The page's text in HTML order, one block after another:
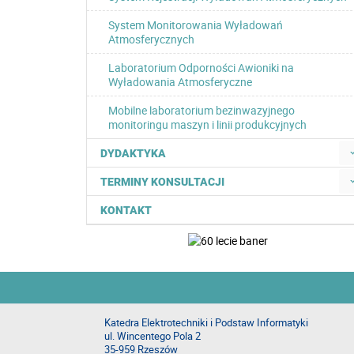
System Monitorowania Wyładowań
Atmosferycznych
Laboratorium Odporności Awioniki na
Wyładowania Atmosferyczne
Mobilne laboratorium bezinwazyjnego
monitoringu maszyn i linii produkcyjnych
DYDAKTYKA
TERMINY KONSULTACJI
KONTAKT
Katedra Elektrotechniki i Podstaw Informatyki
ul. Wincentego Pola 2
35-959 Rzeszów